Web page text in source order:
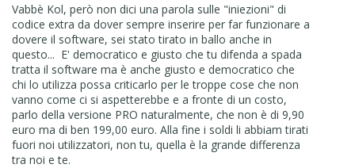
Vabbè Kol, però non dici una parola sulle "iniezioni" di
codice extra da dover sempre inserire per far funzionare a
dovere il software, sei stato tirato in ballo anche in
questo... E' democratico e giusto che tu difenda a spada
tratta il software ma è anche giusto e democratico che
chi lo utilizza possa criticarlo per le troppe cose che non
vanno come ci si aspetterebbe e a fronte di un costo,
parlo della versione PRO naturalmente, che non è di 9,90
euro ma di ben 199,00 euro. Alla fine i soldi li abbiam tirati
fuori noi utilizzatori, non tu, quella è la grande differenza
tra noi e te.